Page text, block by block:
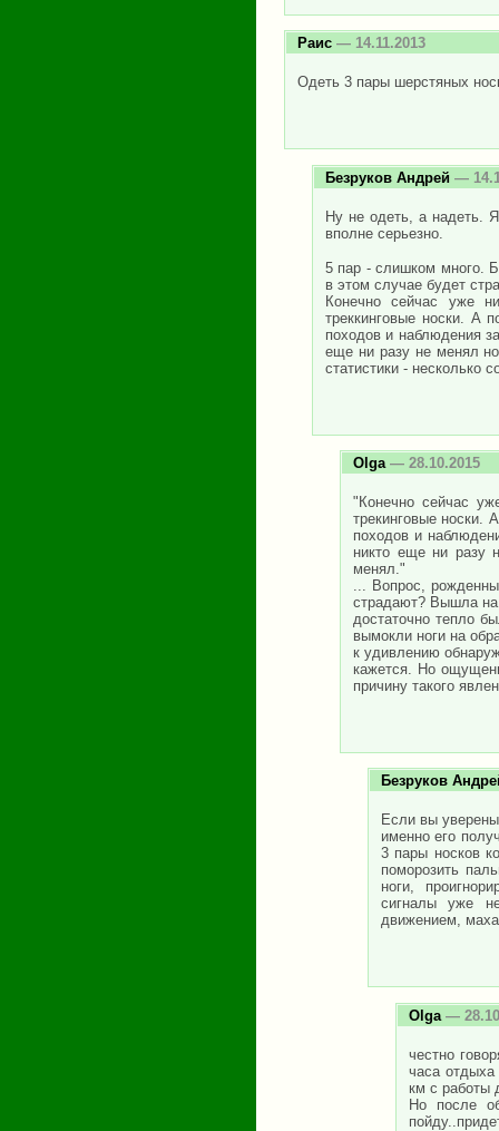
Раис — 14.11.2013
Одеть 3 пары шерстяных
Безруков Андрей —
Ну не одеть, а надеть.
вполне серьезно.
5 пар - слишком много.
в этом случае будет
Конечно сейчас уже
треккинговые носки. А
походов и наблюдения
еще ни разу не менял
статистики - несколько
Olga— 28.10.2015
"Конечно сейчас
трекинговые носки.
походов и
никто еще ни разу
менял."
... Вопрос,
страдают? Вышла на
достаточно тепло
вымокли ноги на
к удивлению
кажется. Но
причину такого
Безруков
Если вы
именно его
3 пары носков
поморозить
ноги,
сигналы уже
движением,
Olga —
честно
часа
км с работы
Но после